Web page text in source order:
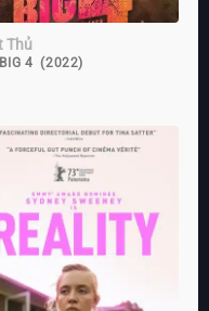
Thủ
4 (2022)